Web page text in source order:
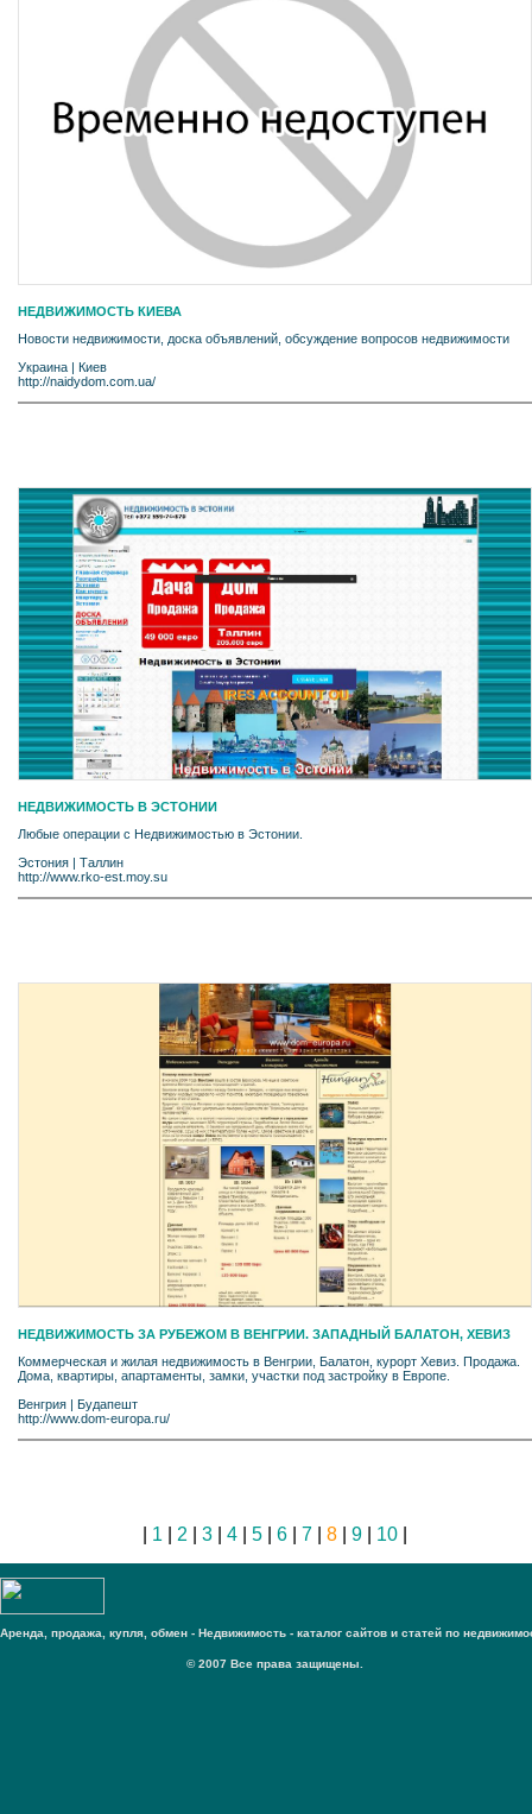
НЕДВИЖИМОСТЬ КИЕВА
Новости недвижимости, доска объявлений, обсуждение вопросов недвижимости
Украина
Киев
http://naidydom.com.ua/
НЕДВИЖИМОСТЬ В ЭСТОНИИ
Любые операции с Недвижимостью в Эстонии.
Эстония | Таллин
http://www.rko-est.moy.su
НЕДВИЖИМОСТЬ ЗА РУБЕЖОМ В ВЕНГРИИ. ЗАПАДНЫЙ БАЛАТОН, ХЕВИЗ
Коммерческая и жилая недвижимость в Венгрии, Балатон, курорт Хевиз. Продажа.
Дома, квартиры, апартаменты, замки, участки под застройку в Европе.
Венгрия | Будапешт
http://www.dom-europa.ru/
1 2 3 4 5 6 7 8 9 10
Аренда, продажа, купля, обмен - Недвижимость - каталог сайтов и статей по
© 2007 Все права защищены.